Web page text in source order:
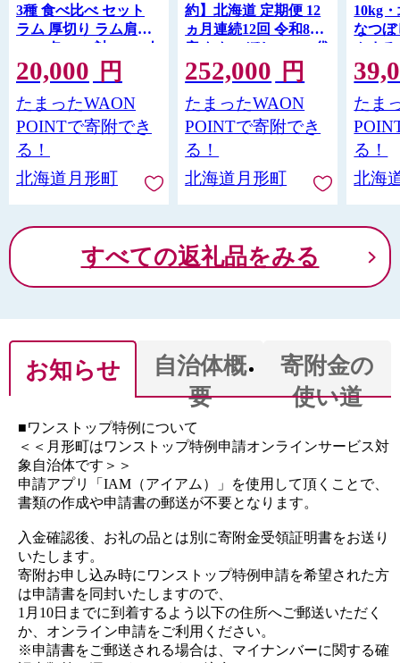
3種 食べ比べ セット
ラム 厚切り ラム肩ロ
ース 各500g 計1.5kg 肉
焼肉 BBQ ジンギスカ
ン 味付き 子羊 お肉 成
吉思汗 羊 羊肉 ジビエ
詰め合わせ 時短 パー
ティー お取り寄せ 肉
のさかい 酒井畜産 送
料無料 北海道 月形
20,000 円
たまったWAON
POINTで寄附でき
る！
北海道月形町
約】北海道 定期便 12
ヵ月連続12回 令和8年
産 ななつぼし 5kg×2袋
特A 精米 米 白米 ご飯
お米 ごはん 国産 北海
道産 ブランド米 おに
ぎり ふっくら 常温 お
取り寄せ 産地直送 R8
年産
252,000 円
たまったWAON
POINTで寄附でき
る！
北海道月形町
10kg
なつぼ
んま
お米
料 ト
たま
る！
北海
すべての返礼品をみる
お知らせ
■ワンストップ特例について
＜＜月形町はワンストップ特例申請オンラインサービス対
象自治体です＞＞
申請アプリ「IAM（アイアム）」を使用して頂くことで、
書類の作成や申請書の郵送が不要となります。
入金確認後、お礼の品とは別に寄附金受領証明書をお送り
いたします。
寄附お申し込み時にワンストップ特例申請を希望された方
は申請書を同封いたしますので、
1月10日までに到着するよう以下の住所へご郵送いただく
か、オンライン申請をご利用ください。
※申請書をご郵送される場合は、マイナンバーに関する確
自治体概
要
寄附金の
使い道